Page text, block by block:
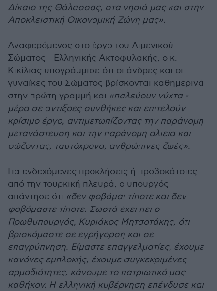
Δίκαιο της Θάλασσας, στα νησιά μας και στην
Αποκλειστική Οικονομική Ζώνη μας».
Αναφερόμενος στο έργο του Λιμενικού
Σώματος - Ελληνικής Ακτοφυλακής, ο κ.
Κικίλιας υπογράμμισε ότι οι άνδρες και οι
γυναίκες του Σώματος βρίσκονται καθημερινά
στην πρώτη γραμμή και «παλεύουν νύχτα -
μέρα σε αντίξοες συνθήκες και επιτελούν
κρίσιμο έργο, αντιμετωπίζοντας την παράνομη
μετανάστευση και την παράνομη αλιεία και
σώζοντας, ταυτόχρονα, ανθρώπινες ζωές».
Για ενδεχόμενες προκλήσεις ή προβοκάτσιες
από την τουρκική πλευρά, ο υπουργός
απάντησε ότι «δεν φοβάμαι τίποτε και δεν
φοβόμαστε τίποτε. Σωστά έχει πει ο
Πρωθυπουργός, Κυριάκος Μητσοτάκης, ότι
βρισκόμαστε σε εγρήγορση και σε
επαγρύπνηση. Είμαστε επαγγελματίες, έχουμε
κανόνες εμπλοκής, έχουμε συγκεκριμένες
αρμοδιότητες, κάνουμε το πατριωτικό μας
καθήκον. Η ελληνική κυβέρνηση επένδυσε και